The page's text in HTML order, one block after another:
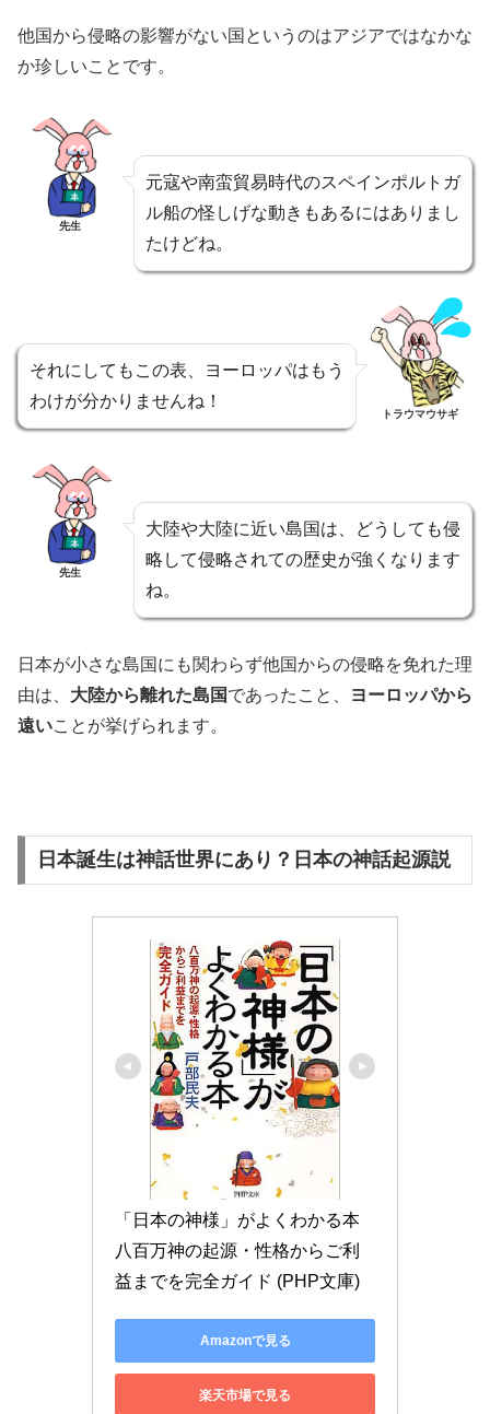
他国から侵略の影響がない国というのはアジアではなかな
か珍しいことです。
先生
元寇や南蛮貿易時代のスペインポルトガ
ル船の怪しげな動きもあるにはありまし
たけどね。
それにしてもこの表、ヨーロッパはもう
わけが分かりませんね！
トラウマウサギ
先生
大陸や大陸に近い島国は、どうしても侵
略して侵略されての歴史が強くなります
ね。
日本が小さな島国にも関わらず他国からの侵略を免れた理
由は、 大陸から離れた島国であったこと、
ヨーロッパから
遠いことが挙げられます。
日本誕生は神話世界にあり？日本の神話起源説
「日本の神様」がよくわかる本
八百万神の起源・性格からご利
益までを完全ガイド (PHP文庫)
Amazonで見る
楽天市場で見る